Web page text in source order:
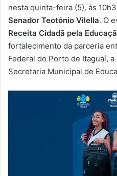
m
a
i
nesta quinta-feira (5), às
Senador Teotônio Vilella. O
Receita Cidadã pela
fortalecimento da parceria
Federal do Porto de Itaguaí,
Secretaria Municipal de